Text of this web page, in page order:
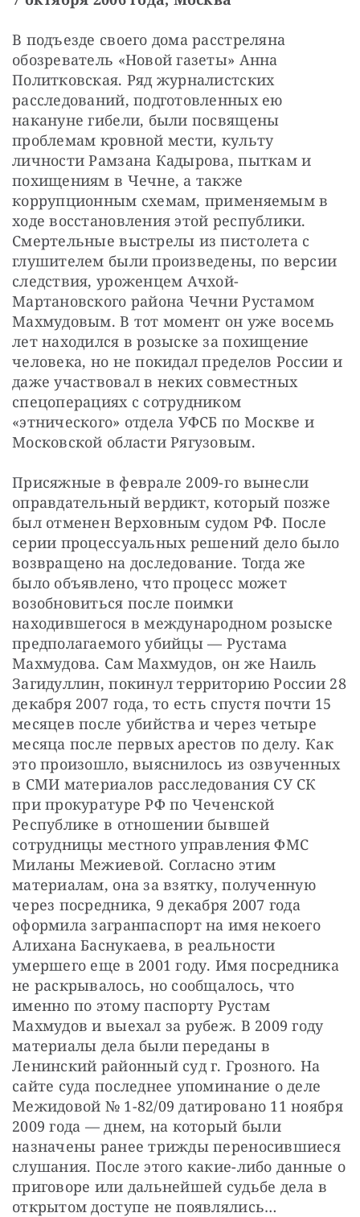
В подъезде своего дома расстреляна
обозреватель «Новой газеты» Анна
Политковская. Ряд журналистских
расследований, подготовленных ею
накануне гибели, были посвящены
проблемам кровной мести, культу
личности Рамзана Кадырова, пыткам и
похищениям в Чечне, а также
коррупционным схемам, применяемым в
ходе восстановления этой республики.
Смертельные выстрелы из пистолета с
глушителем были произведены, по версии
следствия, уроженцем Ачхой-
Мартановского района Чечни Рустамом
Махмудовым. В тот момент он уже восемь
лет находился в розыске за похищение
человека, но не покидал пределов России и
даже участвовал в неких совместных
спецоперациях с сотрудником
«этнического» отдела УФСБ по Москве и
Московской области Рягузовым.
Присяжные в феврале 2009-го вынесли
оправдательный вердикт, который позже
был отменен Верховным судом РФ. После
серии процессуальных решений дело было
возвращено на доследование. Тогда же
было объявлено, что процесс может
возобновиться после поимки
находившегося в международном розыске
предполагаемого убийцы — Рустама
Махмудова. Сам Махмудов, он же Наиль
Загидуллин, покинул территорию России 28
декабря 2007 года, то есть спустя почти 15
месяцев после убийства и через четыре
месяца после первых арестов по делу. Как
это произошло, выяснилось из озвученных
в СМИ материалов расследования СУ СК
при прокуратуре РФ по Чеченской
Республике в отношении бывшей
сотрудницы местного управления ФМС
Миланы Межиевой. Согласно этим
материалам, она за взятку, полученную
через посредника, 9 декабря 2007 года
оформила загранпаспорт на имя некоего
Алихана Баснукаева, в реальности
умершего еще в 2001 году. Имя посредника
не раскрывалось, но сообщалось, что
именно по этому паспорту Рустам
Махмудов и выехал за рубеж. В 2009 году
материалы дела были переданы в
Ленинский районный суд г. Грозного. На
сайте суда последнее упоминание о деле
Межидовой № 1-82/09 датировано 11 ноября
2009 года — днем, на который были
назначены ранее трижды переносившиеся
слушания. После этого какие-либо данные о
приговоре или дальнейшей судьбе дела в
открытом доступе не появлялись…